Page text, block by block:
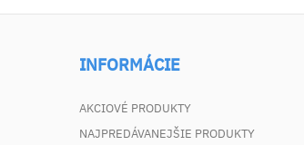
INFORMÁCIE
AKCIOVÉ PRODUKTY
NAJPREDÁVANEJŠIE PRODUKTY